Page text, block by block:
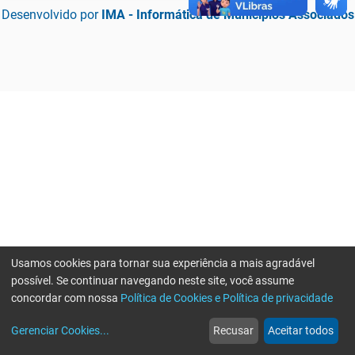
Desenvolvido por IMA - Informática de Municípios Associados
web
Notícias
more_horiz
Mais
Usamos cookies para tornar sua experiência a mais agradável
possível. Se continuar navegando neste site, você assume
concordar com nossa Política de Cookies e Política de privacidade
Gerenciar Cookies... Recusar Aceitar todos
Erro ao enviar informações, por favor tente novamente